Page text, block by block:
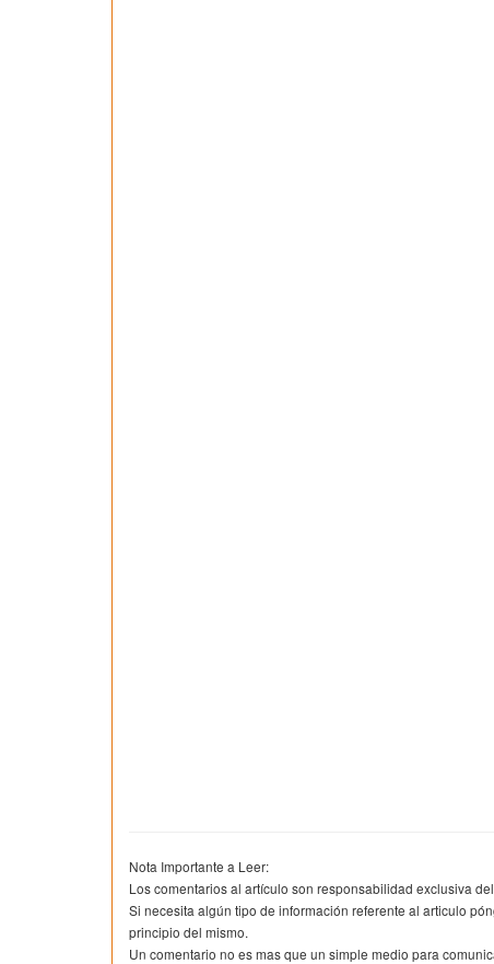
Nota Importante a Leer:
Los comentarios al artículo son responsabilidad exclusiva
Si necesita algún tipo de información referente al articulo
principio del mismo.
Un comentario no es mas que un simple medio para